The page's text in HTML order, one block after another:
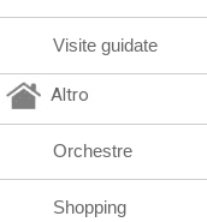
Visite guidate
Altro
Orchestre
Shopping